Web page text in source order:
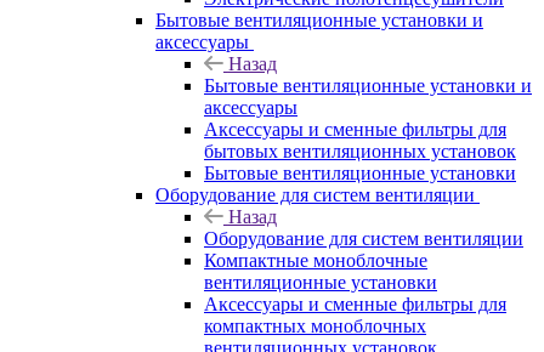
Бытовые вентиляционные установки и
аксессуары
Назад
Бытовые вентиляционные установки и
аксессуары
Аксессуары и сменные фильтры для
бытовых вентиляционных установок
Бытовые вентиляционные установки
Оборудование для систем вентиляции
Назад
Оборудование для систем вентиляции
Компактные моноблочные
вентиляционные установки
Аксессуары и сменные фильтры для
компактных моноблочных
вентиляционных установок